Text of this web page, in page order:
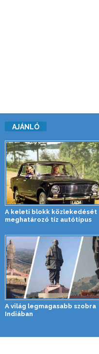
AJÁNLÓ
A keleti blokk közlekedését
meghatározó tíz autótípus
A világ legmagasabb szobra
Indiában